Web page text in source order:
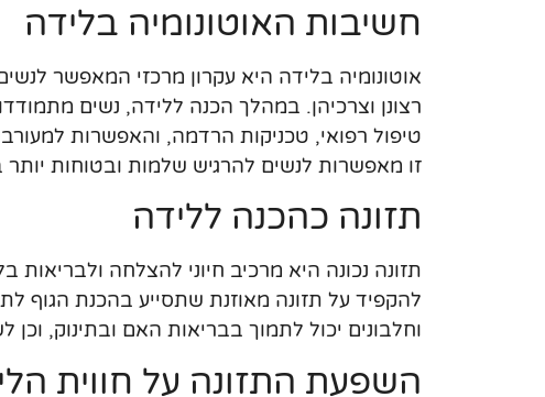
חשיבות האוטונומיה בלידה
אוטונומיה בלידה היא עקרון מרכזי המאפשר
רצונן וצרכיהן. במהלך הכנה ללידה, נשים
טיפול רפואי, טכניקות הרדמה, והאפשרות
זו מאפשרות לנשים להרגיש שלמות ובטוחות
תזונה כהכנה ללידה
תזונה נכונה היא מרכיב חיוני להצלחה
להקפיד על תזונה מאוזנת שתסייע בהכנת הגוף
וחלבונים יכול לתמוך בבריאות האם ובתינוק,
השפעת התזונה על חווית